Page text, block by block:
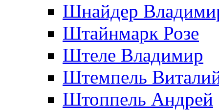
Шнайдер
Штайнмарк Розe
Штеле Владимир
Штемпель
Штоппель Андрей